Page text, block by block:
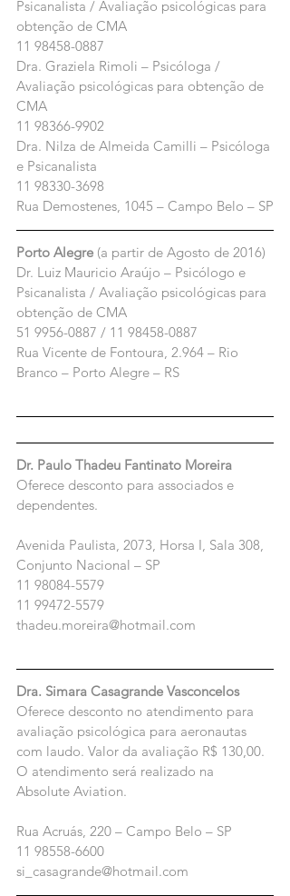
Psicanalista / Avaliação psicológicas para
obtenção de CMA
11 98458-0887
Dra. Graziela Rimoli – Psicóloga /
Avaliação psicológicas para obtenção de
CMA
11 98366-9902
Dra. Nilza de Almeida Camilli – Psicóloga
e Psicanalista
11 98330-3698
Rua Demostenes, 1045 – Campo Belo – SP
Porto Alegre (a partir de Agosto de 2016)
Dr. Luiz Mauricio Araújo – Psicólogo e
Psicanalista / Avaliação psicológicas para
obtenção de CMA
51 9956-0887 / 11 98458-0887
Rua Vicente de Fontoura, 2.964 – Rio
Branco – Porto Alegre – RS
Dr. Paulo Thadeu Fantinato Moreira
Oferece desconto para associados e
dependentes.
Avenida Paulista, 2073, Horsa I, Sala 308,
Conjunto Nacional – SP
11 98084-5579
11 99472-5579
thadeu.moreira@hotmail.com
Dra. Simara Casagrande Vasconcelos
Oferece desconto no atendimento para
avaliação psicológica para aeronautas
com laudo. Valor da avaliação R$ 130,00.
O atendimento será realizado na
Absolute Aviation.
Rua Acruás, 220 – Campo Belo – SP
11 98558-6600
si_casagrande@hotmail.com